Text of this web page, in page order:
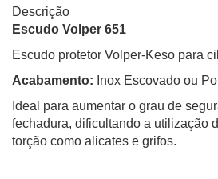
Descrição
Escudo Volper 651
Escudo protetor Volper-Keso para
Acabamento: Inox Escovado ou
Ideal para aumentar o grau de
fechadura, dificultando a utilização
torção como alicates e grifos.